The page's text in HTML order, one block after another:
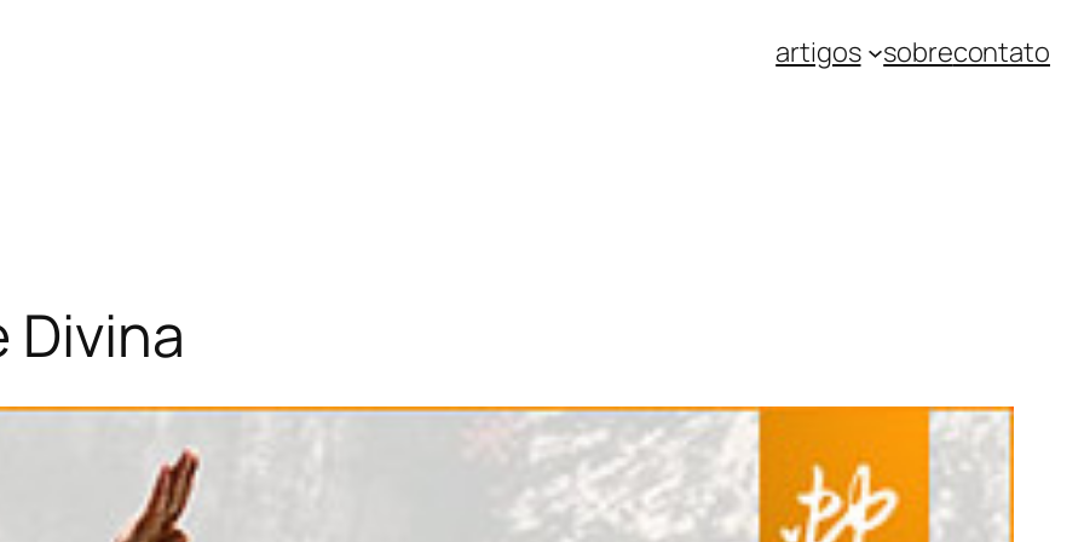
artigos sobrecontato
Divina